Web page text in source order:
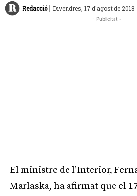
Redacció | Divendres, 17 d'agost de 2018
- Publicitat -
El ministre de l’Interior,
Marlaska, ha afirmat que el